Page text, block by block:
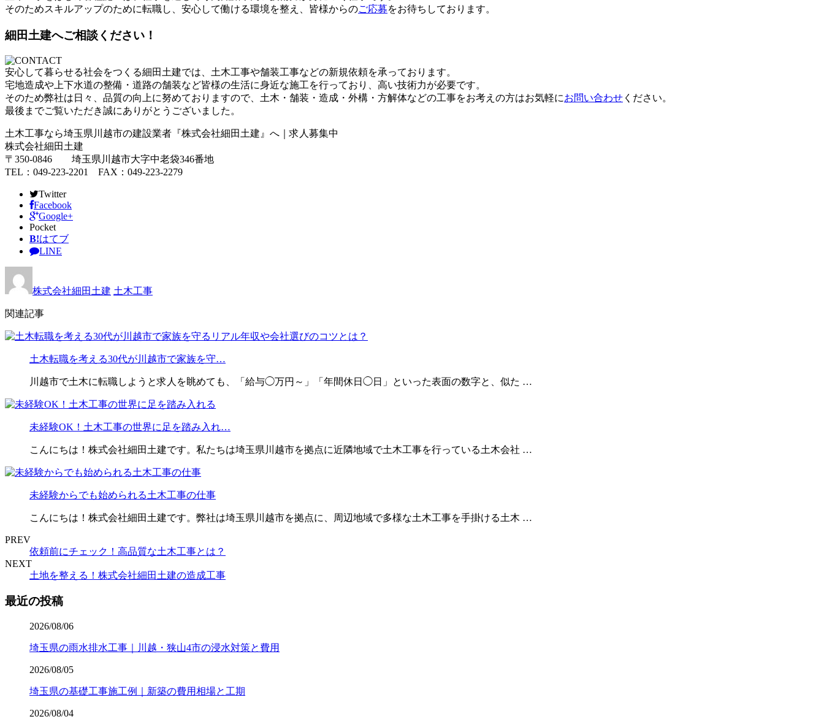
そのためスキルアップのために転職し、安心して働ける環境を整え、皆様からのご応募をお待ちしております。
細田土建へご相談ください！
安心して暮らせる社会をつくる細田土建では、土木工事や舗装工事などの新規依頼を承っております。
宅地造成や上下水道の整備・道路の舗装など皆様の生活に身近な施工を行っており、高い技術力が必要です。
そのため弊社は日々、品質の向上に努めておりますので、土木・舗装・造成・外構・方解体などの工事をお考えの方はお気軽にお問い合わせ ください。
最後までご覧いただき誠にありがとうございました。
土木工事なら埼玉県川越市の建設業者『株式会社細田土建』へ｜求人募集中
株式会社細田土建
〒350-0846 埼玉県川越市大字中老袋346番地
TEL：049-223-2201 FAX：049-223-2279
Twitter
Facebook
Google+
Pocket
B!はてブ
LINE
株式会社細田土建 土木工事
関連記事
土木転職を考える30代が川越市で家族を守…
川越市で土木に転職しようと求人を眺めても、「給与◯万円～」「年間休日◯日」といった表面の数字と、似た …
未経験OK！土木工事の世界に足を踏み入れ…
こんにちは！株式会社細田土建です。私たちは埼玉県川越市を拠点に近隣地域で土木工事を行っている土木会社 …
未経験からでも始められる土木工事の仕事
こんにちは！株式会社細田土建です。弊社は埼玉県川越市を拠点に、周辺地域で多様な土木工事を手掛ける土木 …
PREV
依頼前にチェック！高品質な土木工事とは？
NEXT
土地を整える！株式会社細田土建の造成工事
最近の投稿
2026/08/06
埼玉県の雨水排水工事｜川越・狭山4市の浸水対策と費用
2026/08/05
埼玉県の基礎工事施工例｜新築の費用相場と工期
2026/08/04